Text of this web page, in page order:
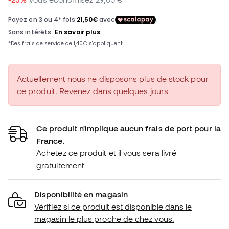
Actuellement nous ne disposons plus de stock pour
ce produit. Revenez dans quelques jours
Ce produit n'implique aucun frais de port pour la
France.
Achetez ce produit et il vous sera livré
gratuitement
Disponibilité en magasin
Vérifiez si ce produit est disponible dans le
magasin le plus proche de chez vous.